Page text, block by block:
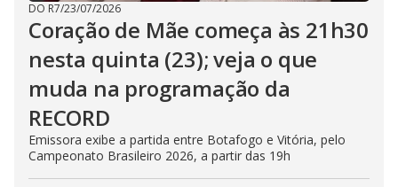
DO R7/23/07/2026
Coração de Mãe começa às 21h30
nesta quinta (23); veja o que
muda na programação da
RECORD
Emissora exibe a partida entre Botafogo e Vitória, pelo
Campeonato Brasileiro 2026, a partir das 19h